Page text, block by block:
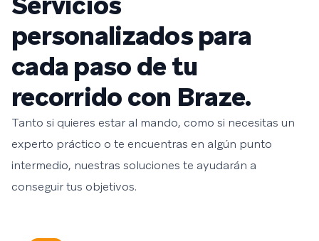
personalizados para
cada paso de tu
recorrido con Braze.
Tanto si quieres estar al mando, como si necesitas un
experto práctico o te encuentras en algún punto
intermedio, nuestras soluciones te ayudarán a
conseguir tus objetivos.